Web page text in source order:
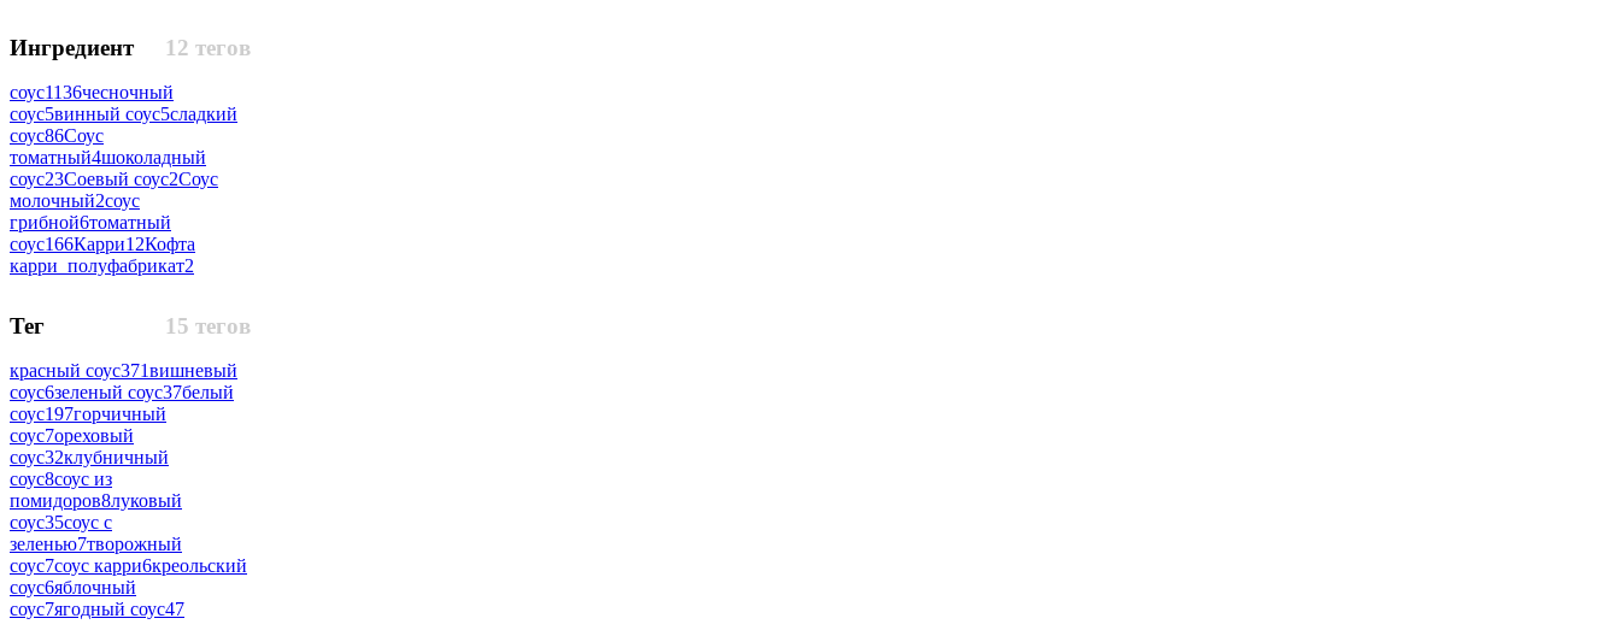
12 тегов
Ингредиент
соус1136чесночный
соус5винный соус5сладкий
соус86Соус
томатный4шоколадный
соус23Соевый соус2Соус
молочный2соус
грибной6томатный
соус166Карри12Кофта
карри_полуфабрикат2
15 тегов
Тег
красный соус371вишневый
соус6зеленый соус37белый
соус197горчичный
соус7ореховый
соус32клубничный
соус8соус из
помидоров8луковый
соус35соус с
зеленью7творожный
соус7соус карри6креольский
соус6яблочный
соус7ягодный соус47